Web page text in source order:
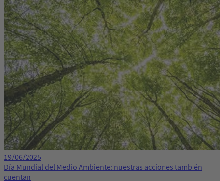
19/06/2025
Día Mundial del Medio Ambiente: nuestras acciones también
cuentan